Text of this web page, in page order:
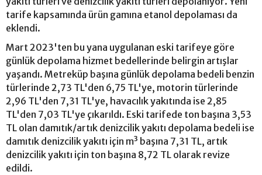
tarife kapsamında ürün gamına etanol depolaması da
eklendi.
Mart 2023'ten bu yana uygulanan eski tarifeye göre
günlük depolama hizmet bedellerinde belirgin artışlar
yaşandı. Metreküp başına günlük depolama bedeli benzin
türlerinde 2,73 TL'den 6,75 TL'ye, motorin türlerinde
2,96 TL'den 7,31 TL'ye, havacılık yakıtında ise 2,85
TL'den 7,03 TL'ye çıkarıldı. Eski tarifede ton başına 3,53
TL olan damıtık/artık denizcilik yakıtı depolama bedeli ise
damıtık denizcilik yakıtı için m³ başına 7,31 TL, artık
denizcilik yakıtı için ton başına 8,72 TL olarak revize
edildi.